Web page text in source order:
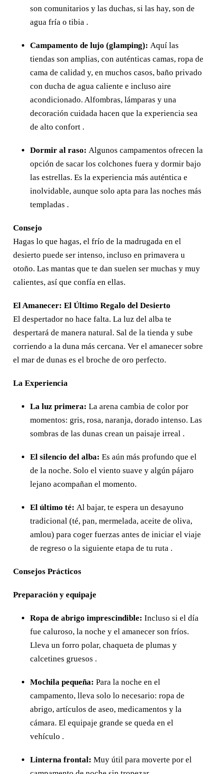
son comunitarios y las duchas, si las hay, son de
agua fría o tibia .
Campamento de lujo (glamping): Aquí las
tiendas son amplias, con auténticas camas, ropa de
cama de calidad y, en muchos casos, baño privado
con ducha de agua caliente e incluso aire
acondicionado. Alfombras, lámparas y una
decoración cuidada hacen que la experiencia sea
de alto confort .
Dormir al raso: Algunos campamentos ofrecen la
opción de sacar los colchones fuera y dormir bajo
las estrellas. Es la experiencia más auténtica e
inolvidable, aunque solo apta para las noches más
templadas .
Consejo
Hagas lo que hagas, el frío de la madrugada en el
desierto puede ser intenso, incluso en primavera u
otoño. Las mantas que te dan suelen ser muchas y muy
calientes, así que confía en ellas.
El Amanecer: El Último Regalo del Desierto
El despertador no hace falta. La luz del alba te
despertará de manera natural. Sal de la tienda y sube
corriendo a la duna más cercana. Ver el amanecer sobre
el mar de dunas es el broche de oro perfecto.
La Experiencia
La luz primera: La arena cambia de color por
momentos: gris, rosa, naranja, dorado intenso. Las
sombras de las dunas crean un paisaje irreal .
El silencio del alba: Es aún más profundo que el
de la noche. Solo el viento suave y algún pájaro
lejano acompañan el momento.
El último té: Al bajar, te espera un desayuno
tradicional (té, pan, mermelada, aceite de oliva,
amlou) para coger fuerzas antes de iniciar el viaje
de regreso o la siguiente etapa de tu ruta .
Consejos Prácticos
Preparación y equipaje
Ropa de abrigo imprescindible: Incluso si el día
fue caluroso, la noche y el amanecer son fríos.
Lleva un forro polar, chaqueta de plumas y
calcetines gruesos .
Mochila pequeña: Para la noche en el
campamento, lleva solo lo necesario: ropa de
abrigo, artículos de aseo, medicamentos y la
cámara. El equipaje grande se queda en el
vehículo .
Linterna frontal: Muy útil para moverte por el